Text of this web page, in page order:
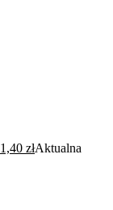
1,40 złAktualna